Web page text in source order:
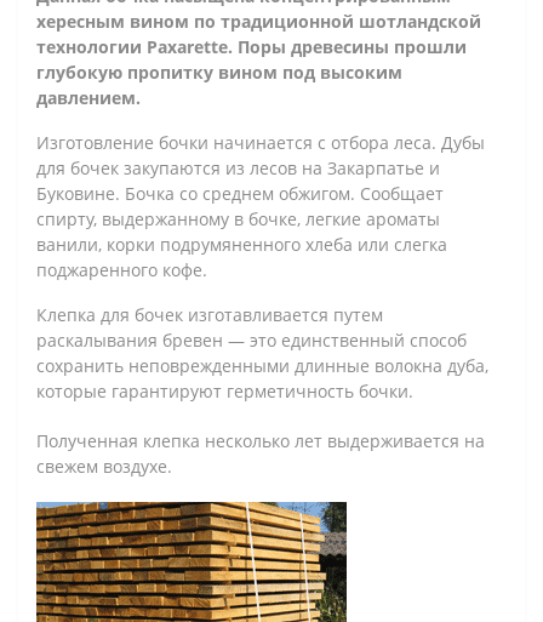
хересным вином по традиционной шотландской
технологии Paxarette. Поры древесины прошли
глубокую пропитку вином под высоким
давлением.
Изготовление бочки начинается с отбора леса. Дубы
для бочек закупаются из лесов на Закарпатье и
Буковине. Бочка со среднем обжигом. Сообщает
спирту, выдержанному в бочке, легкие ароматы
ванили, корки подрумяненного хлеба или слегка
поджаренного кофе.
Клепка для бочек изготавливается путем
раскалывания бревен — это единственный способ
сохранить неповрежденными длинные волокна дуба,
которые гарантируют герметичность бочки.
Полученная клепка несколько лет выдерживается на
свежем воздухе.